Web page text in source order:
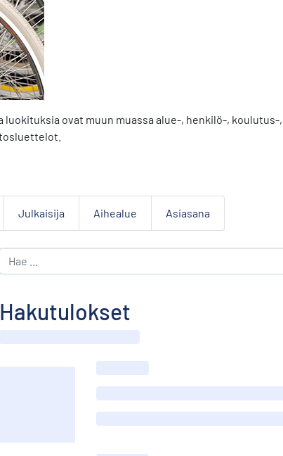
luokituksia ovat muun muassa alue-, henkilö-,
Julkaisija Aihealue Asiasana
Hakutulokset